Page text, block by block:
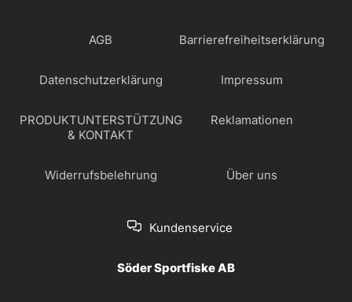
AGB Barrierefreiheitserklärung
Datenschutzerklärung Impressum
PRODUKTUNTERSTÜTZUNG
& KONTAKT
Reklamationen
Widerrufsbelehrung Über uns
Kundenservice
Söder Sportfiske AB